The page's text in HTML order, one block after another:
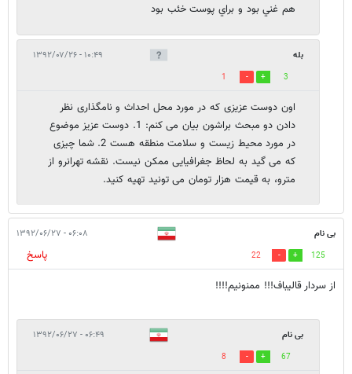
هم غني بود و براي پوست خئب بود
بله ۱۰:۴۹ - ۱۳۹۲/۰۷/۲۶
3
1
اون دوست عزیزی که در مورد محل احداث و نامگذاری نظر
دادن دو مبحث براشون بیان می کنم: 1. دوست عزیز موضوع
در مورد محیط زیست و سلامت منطقه هست 2. شما چیزی
که می گید به لحاظ جغرافیایی ممکن نیست. نقشه تهرانرو از
مترو، به قیمت هزار تومان می تونید تهیه کنید.
بی نام ۰۶:۰۸ - ۱۳۹۲/۰۶/۲۷
125
22
پاسخ
از سردار قالیباف!!! ممنونیم!!!!
بی نام ۰۶:۴۹ - ۱۳۹۲/۰۶/۲۷
67
8